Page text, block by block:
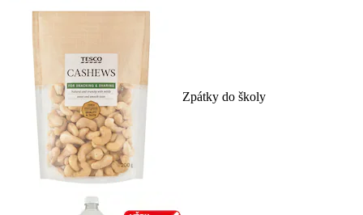
Zpátky do školy